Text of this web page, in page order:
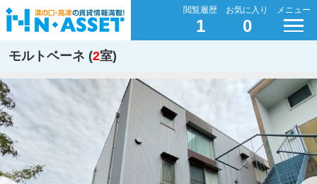
閲覧履歴
1
お気に入り
0
メニュー
モルトベーネ (2室)